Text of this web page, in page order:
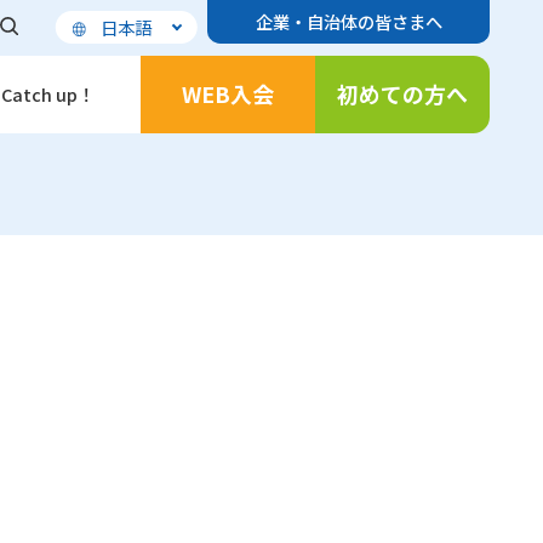
日本語 企業・自治体の皆さまへ
Catch up！ WEB入会 初めての方へ